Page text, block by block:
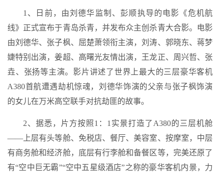
1、日前，由刘德华监制、彭顺执导的电影《危机航
线》正式宣布于青岛杀青，并发布众主创杀青大合影。电影
由刘德华、张子枫、屈楚萧领衔主演，刘涛、郭晓东、蒋梦
婕特别出演，姜超、高曙光友情出演，王龙正、周兴哲、张
垚、张扬等主演。影片讲述了世界上最大的三层豪华客机
A380首航遭遇劫机惊魂，刘德华饰演的父亲与张子枫饰演
的女儿在万米高空联手对抗劫匪的故事。
2、据悉，片方按照1：1实景打造了A380的三层机舱
——上层有头等舱、免税店、餐厅、美容室、按摩室，中层
有商务舱和经济舱，底层有行李舱和备餐区等，完美还原了
有“空中巨无霸”“空中五星级酒店”之称的豪华客机内景，力